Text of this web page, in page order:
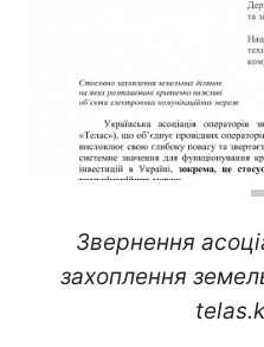
Звернення
захоплення